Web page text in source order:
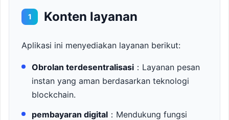
1 Konten layanan
Aplikasi ini menyediakan layanan berikut:
Obrolan terdesentralisasi ：Layanan pesan
instan yang aman berdasarkan teknologi
blockchain.
pembayaran digital ：Mendukung fungsi